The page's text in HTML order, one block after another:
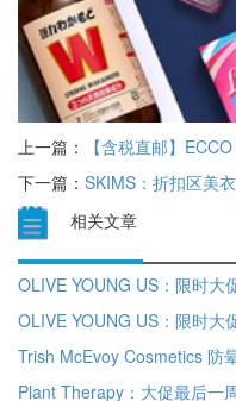
上一篇：
【含税直邮】ECCO 爱步 男士
下一篇： SKIMS：折扣区美衣
相关文章
Trish McEvoy Cosmetics 防
Plant Therapy：大促最后一